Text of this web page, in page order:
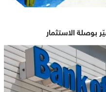
بوصلة الاستثمار